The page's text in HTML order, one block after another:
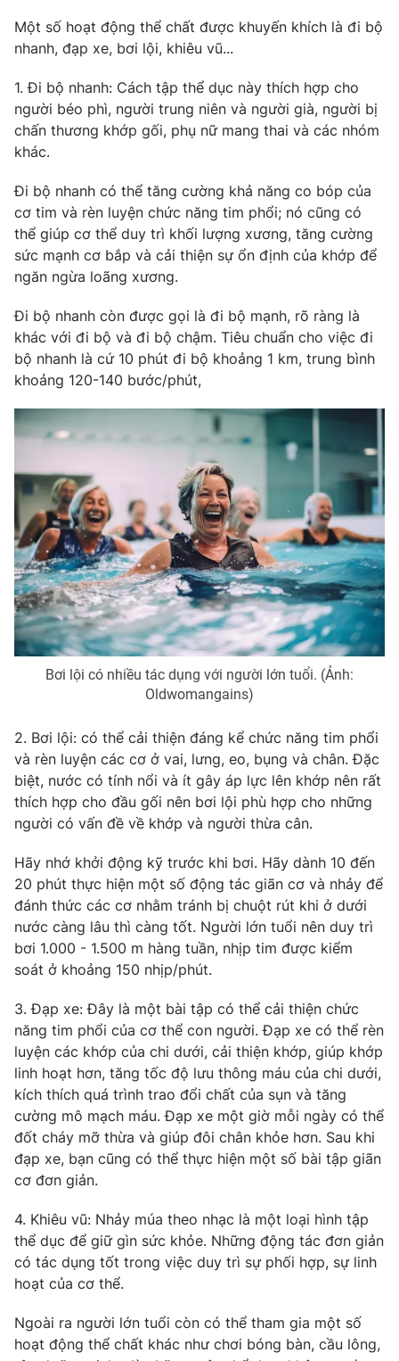
Thị trường
Tư vấn
Lịch phát sóng
Chuyên mục khác
Emagazine Podcast
Photo Infographic
Video Shorts video
VTV Sức khoẻ Bất động sản
VTV4 Vươn mình bằng AI
VTV9 VTV8
Liên hệ tòa soạn English
THỜI BÁO VTV
Theo dõi báo trên
Cơ quan chủ quản:Đài Truyền hình Việt Nam
Cơ quan báo chí:Thời báo VTV
Giấy phép hoạt động báo in và báo điện tử số 483/GP-BTTTT
cấp ngày 29/12/2023
Tổng Biên tập: Vũ Thanh Thủy
Phó Tổng Biên tập:Nguyễn Thị Mỹ Hạnh, Phạm Quốc Thắng,
Nguyễn Trọng Ninh
Tổng đài VTV: 024.38 355 931 - 024.38 355 932
Ðiện thoại Thời báo VTV:024.66 897 897
Liên hệ quảng cáo:
024-7300.7108
® Cấm sao chép dưới mọi hình thức nếu không có sự chấp
thuận bằng văn bản. Ghi rõ nguồn VTV.vn khi phát hành lại
Một số hoạt động thể chất được khuyến khích là đi bộ
nhanh, đạp xe, bơi lội, khiêu vũ...
1. Đi bộ nhanh: Cách tập thể dục này thích hợp cho
người béo phì, người trung niên và người già, người bị
chấn thương khớp gối, phụ nữ mang thai và các nhóm
khác.
Đi bộ nhanh có thể tăng cường khả năng co bóp của
cơ tim và rèn luyện chức năng tim phổi; nó cũng có
thể giúp cơ thể duy trì khối lượng xương, tăng cường
sức mạnh cơ bắp và cải thiện sự ổn định của khớp để
ngăn ngừa loãng xương.
Đi bộ nhanh còn được gọi là đi bộ mạnh, rõ ràng là
khác với đi bộ và đi bộ chậm. Tiêu chuẩn cho việc đi
bộ nhanh là cứ 10 phút đi bộ khoảng 1 km, trung bình
khoảng 120-140 bước/phút,
Bơi lội có nhiều tác dụng với người lớn tuổi. (Ảnh:
Oldwomangains)
2. Bơi lội: có thể cải thiện đáng kể chức năng tim phổi
và rèn luyện các cơ ở vai, lưng, eo, bụng và chân. Đặc
biệt, nước có tính nổi và ít gây áp lực lên khớp nên rất
thích hợp cho đầu gối nên bơi lội phù hợp cho những
người có vấn đề về khớp và người thừa cân.
Hãy nhớ khởi động kỹ trước khi bơi. Hãy dành 10 đến
20 phút thực hiện một số động tác giãn cơ và nhảy để
đánh thức các cơ nhằm tránh bị chuột rút khi ở dưới
nước càng lâu thì càng tốt. Người lớn tuổi nên duy trì
bơi 1.000 - 1.500 m hàng tuần, nhịp tim được kiểm
soát ở khoảng 150 nhịp/phút.
3. Đạp xe: Đây là một bài tập có thể cải thiện chức
năng tim phổi của cơ thể con người. Đạp xe có thể rèn
luyện các khớp của chi dưới, cải thiện khớp, giúp khớp
linh hoạt hơn, tăng tốc độ lưu thông máu của chi dưới,
kích thích quá trình trao đổi chất của sụn và tăng
cường mô mạch máu. Đạp xe một giờ mỗi ngày có thể
đốt cháy mỡ thừa và giúp đôi chân khỏe hơn. Sau khi
đạp xe, bạn cũng có thể thực hiện một số bài tập giãn
cơ đơn giản.
4. Khiêu vũ: Nhảy múa theo nhạc là một loại hình tập
thể dục để giữ gìn sức khỏe. Những động tác đơn giản
có tác dụng tốt trong việc duy trì sự phối hợp, sự linh
hoạt của cơ thể.
Ngoài ra người lớn tuổi còn có thể tham gia một số
hoạt động thể chất khác như chơi bóng bàn, cầu lông,